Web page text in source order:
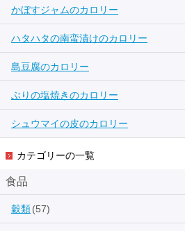
かぼすジャムのカロリー
ハタハタの南蛮漬けのカロリー
島豆腐のカロリー
ぶりの塩焼きのカロリー
シュウマイの皮のカロリー
カテゴリーの一覧
食品
穀類(57)